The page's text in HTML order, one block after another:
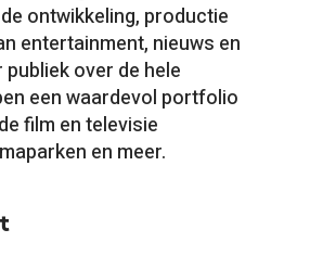
ontwikkeling, productie
entertainment, nieuws en
over de hele
een waardevol portfolio
film en televisie
en meer.